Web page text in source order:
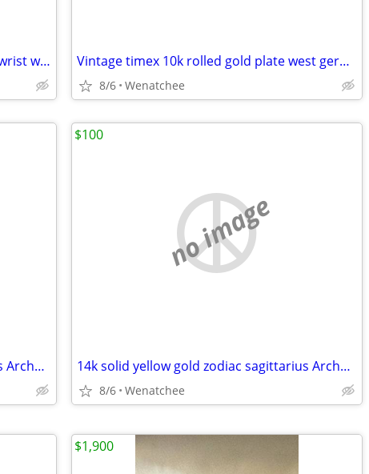
Mens Caravelle vintage N2 automatic wrist watch Vintage timex 10k rolled gold plate west germany watch
8/6 Wenatchee
14k solid yellow gold zodiac sagittarius Archer necklece pedant charm
no image
14k solid yellow gold zodiac sagittarius Archer necklece pedant charm
8/6 Wenatchee
$100
$1,900